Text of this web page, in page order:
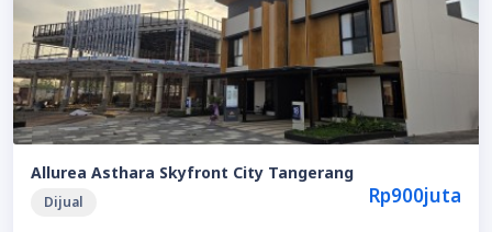
Allurea Asthara Skyfront City Tangerang
Dijual Rp900juta